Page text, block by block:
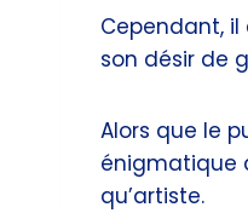
Cependant,
son désir de
Alors que le
énigmatique
qu’artiste.